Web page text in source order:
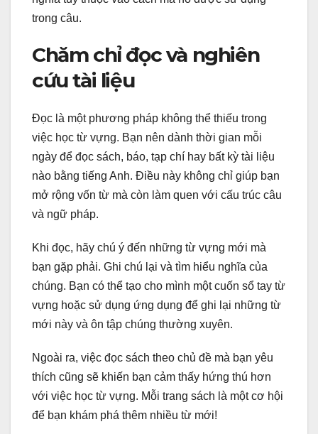
trong câu.
Chăm chỉ đọc và nghiên
cứu tài liệu
Đọc là một phương pháp không thể thiếu trong
việc học từ vựng. Bạn nên dành thời gian mỗi
ngày để đọc sách, báo, tạp chí hay bất kỳ tài liệu
nào bằng tiếng Anh. Điều này không chỉ giúp bạn
mở rộng vốn từ mà còn làm quen với cấu trúc câu
và ngữ pháp.
Khi đọc, hãy chú ý đến những từ vựng mới mà
bạn gặp phải. Ghi chú lại và tìm hiểu nghĩa của
chúng. Bạn có thể tạo cho mình một cuốn sổ tay từ
vựng hoặc sử dụng ứng dụng để ghi lại những từ
mới này và ôn tập chúng thường xuyên.
Ngoài ra, việc đọc sách theo chủ đề mà bạn yêu
thích cũng sẽ khiến bạn cảm thấy hứng thú hơn
với việc học từ vựng. Mỗi trang sách là một cơ hội
để bạn khám phá thêm nhiều từ mới!